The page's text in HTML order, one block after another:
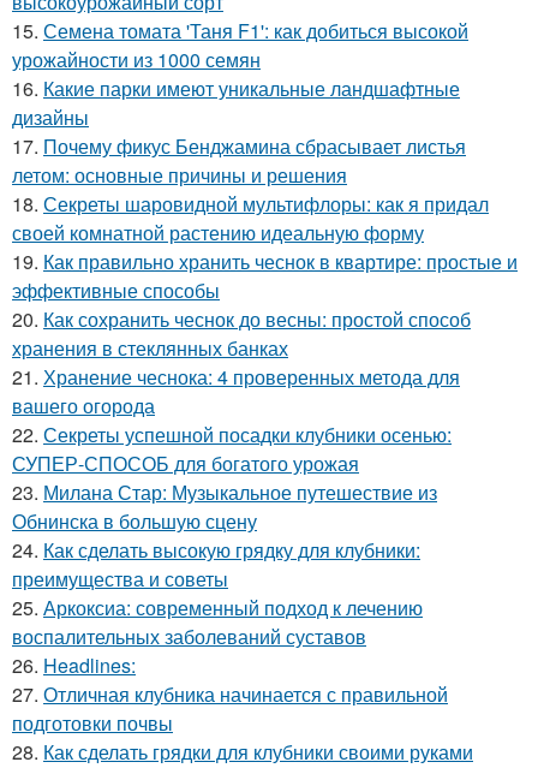
15. Семена томата 'Таня F1': как добиться высокой
урожайности из 1000 семян
16. Какие парки имеют уникальные ландшафтные
дизайны
17. Почему фикус Бенджамина сбрасывает листья
летом: основные причины и решения
18. Секреты шаровидной мультифлоры: как я придал
своей комнатной растению идеальную форму
19. Как правильно хранить чеснок в квартире: простые и
эффективные способы
20. Как сохранить чеснок до весны: простой способ
хранения в стеклянных банках
21. Хранение чеснока: 4 проверенных метода для
вашего огорода
22. Секреты успешной посадки клубники осенью:
СУПЕР-СПОСОБ для богатого урожая
23. Милана Стар: Музыкальное путешествие из
Обнинска в большую сцену
24. Как сделать высокую грядку для клубники:
преимущества и советы
25. Аркоксиа: современный подход к лечению
воспалительных заболеваний суставов
26. Headlines:
27. Отличная клубника начинается с правильной
подготовки почвы
28. Как сделать грядки для клубники своими руками